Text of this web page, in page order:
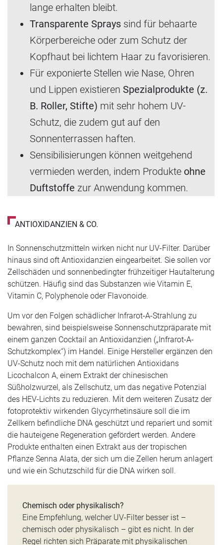
lange erhalten bleibt.
Transparente Sprays sind für behaarte
Körperbereiche oder zum Schutz der
Kopfhaut bei lichtem Haar zu favorisieren.
Für exponierte Stellen wie Nase, Ohren
und Lippen existieren Spezialprodukte (z.
B. Roller, Stifte) mit sehr hohem UV-
Schutz, die zudem gut auf den
Sonnenterrassen haften.
Sensibilisierungen können weitgehend
vermieden werden, indem Produkte ohne
Duftstoffe zur Anwendung kommen.
ANTIOXIDANZIEN & CO.
In Sonnenschutzmitteln wirken nicht nur UV-Filter. Darüber
hinaus sind oft Antioxidanzien eingearbeitet. Sie sollen vor
Zellschäden und sonnenbedingter frühzeitiger Hautalterung
schützen. Häufig sind das Substanzen wie Vitamin E,
Vitamin C, Polyphenole oder Flavonoide.
Um vor den Folgen schädlicher Infrarot-A-Strahlung zu
bewahren, sind beispielsweise Sonnenschutzpräparate mit
einem ganzen Cocktail an Antioxidanzien („Infrarot-A-
Schutzkomplex“) im Handel. Einige Hersteller ergänzen den
UV-Schutz noch mit dem natürlichen Antioxidans
Licochalcon A, einem Extrakt der chinesischen
Süßholzwurzel, als Zellschutz, um das negative Potenzial
des HEV-Lichts zu reduzieren. Mit dem weiteren Zusatz der
fotoprotektiv wirkenden Glycyrrhetinsäure soll die im
Zellkern befindliche DNA geschützt und repariert und somit
die hauteigene Regeneration gefördert werden. Andere
Produkte enthalten einen Extrakt aus der tropischen
Pflanze Senna Alata, der sich um die Zellen herum anlagert
und wie ein Schutzschild für die DNA wirken soll.
Chemisch oder physikalisch?
Eine Empfehlung, welcher UV-Filter besser ist –
chemisch oder physikalisch – gibt es nicht. In der
Regel richten sich Präparate mit physikalischen